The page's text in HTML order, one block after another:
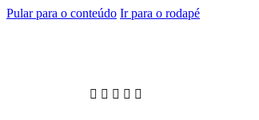
Pular para o conteúdo Ir para o rodapé